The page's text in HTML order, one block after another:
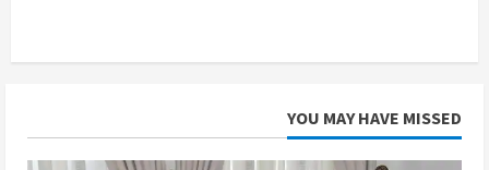
YOU MAY HAVE MISSED